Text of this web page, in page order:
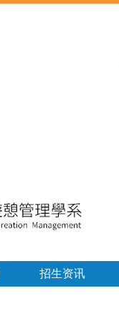
招生资讯